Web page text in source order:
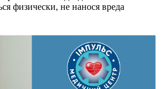
физически, не нанося вреда